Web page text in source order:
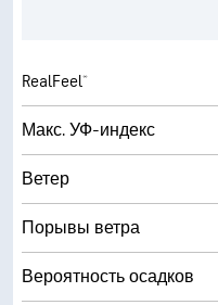
RealFeel®
Макс. УФ-индекс
Ветер
Порывы ветра
Вероятность осадков